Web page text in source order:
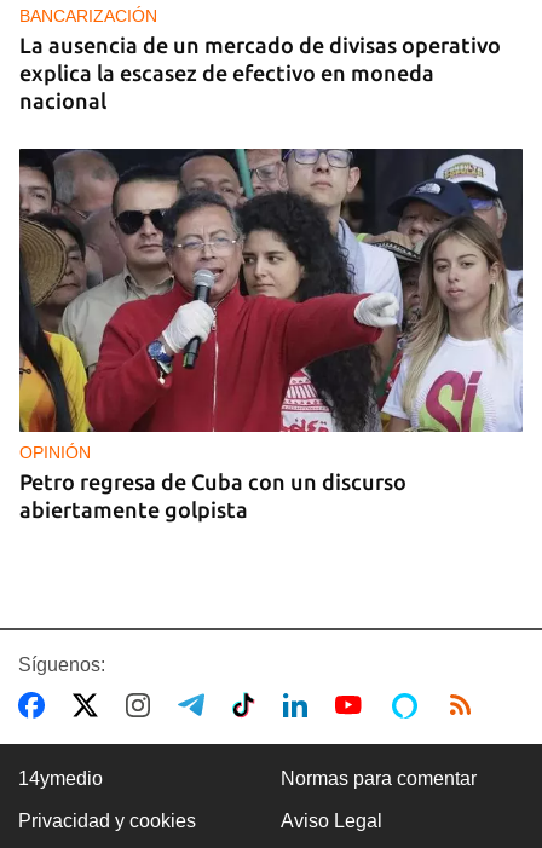
BANCARIZACIÓN
La ausencia de un mercado de divisas operativo
explica la escasez de efectivo en moneda
nacional
OPINIÓN
Petro regresa de Cuba con un discurso
abiertamente golpista
Síguenos:
14ymedio Normas para comentar
Privacidad y cookies Aviso Legal